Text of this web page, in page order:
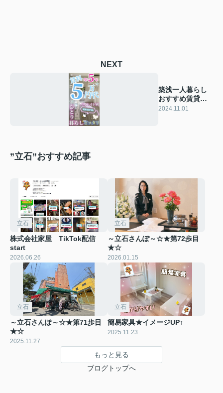
NEXT
築浅一人暮らし
おすすめ賃貸物
件
2024.11.01
”立石”おすすめ記事
立石
株式会社家屋 TikTok配信
start
2026.06.26
立石
～立石さんぽ～☆★第72歩目
★☆
2026.01.15
立石
～立石さんぽ～☆★第71歩目
★☆
2025.11.27
立石
簡易家具★イメージUP↑
2025.11.23
もっと見る
ブログトップへ